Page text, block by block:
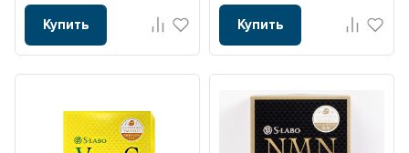
Купить Купить